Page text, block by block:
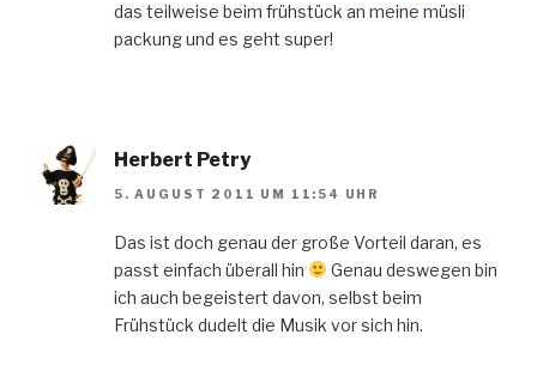
das teilweise beim frühstück an meine müsli
packung und es geht super!
Herbert Petry
5. AUGUST 2011 UM 11:54 UHR
Das ist doch genau der große Vorteil daran, es
passt einfach überall hin
Genau deswegen bin
ich auch begeistert davon, selbst beim
Frühstück dudelt die Musik vor sich hin.